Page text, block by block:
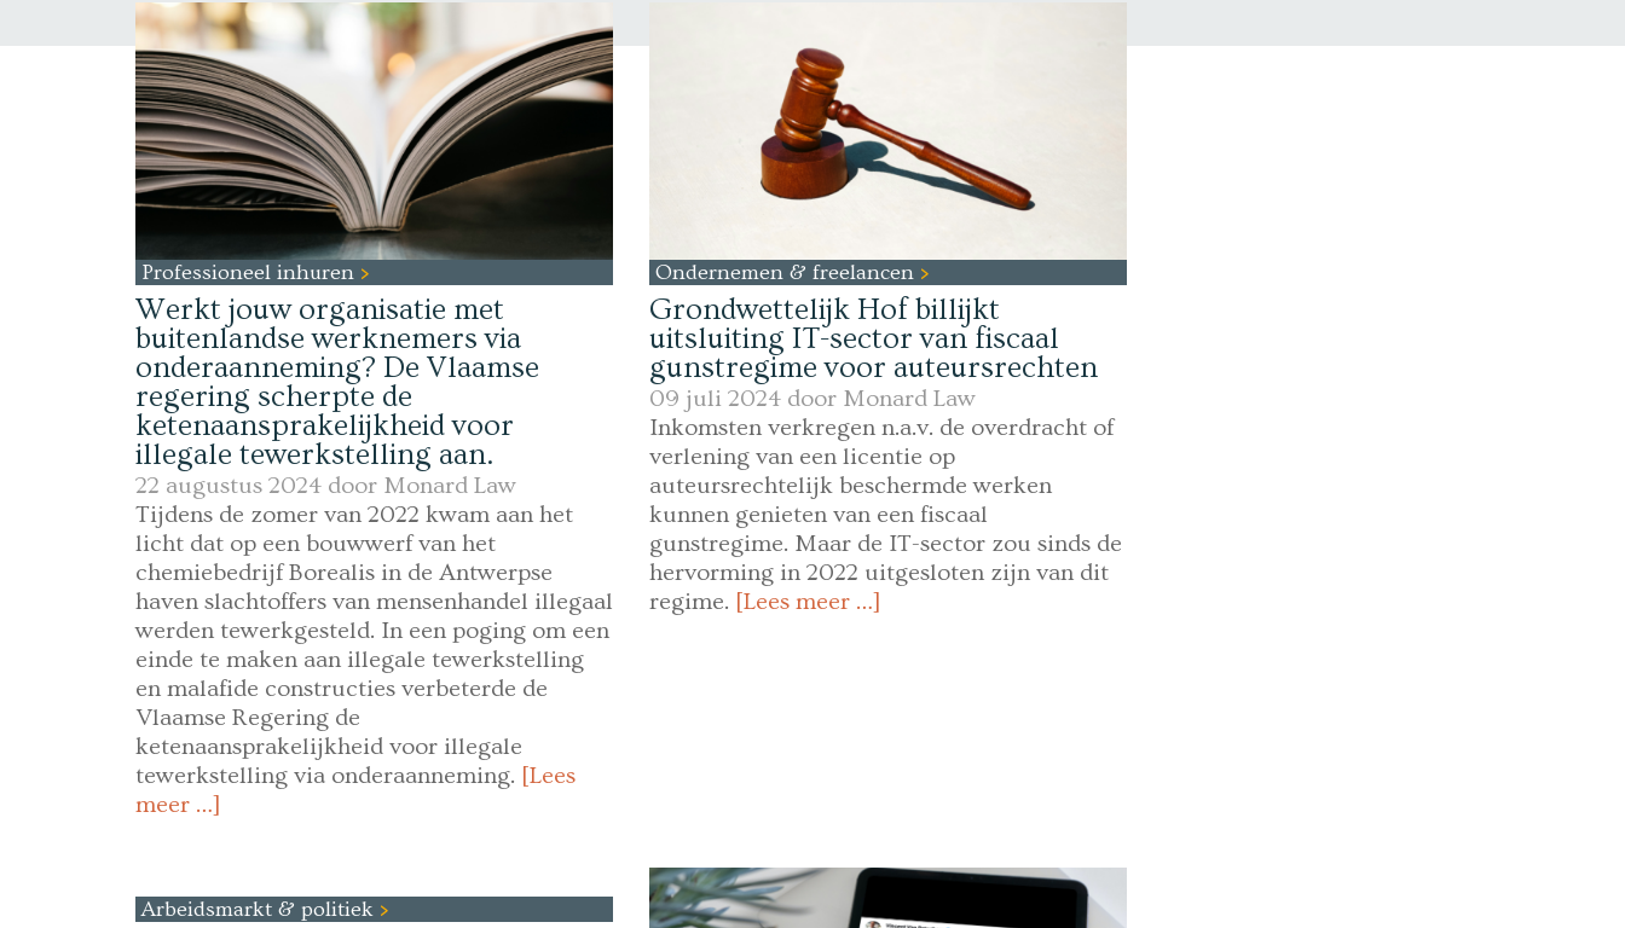
Professioneel inhuren
Werkt jouw organisatie met
buitenlandse werknemers via
onderaanneming? De Vlaamse
regering scherpte de
ketenaansprakelijkheid voor
illegale tewerkstelling aan.
22 augustus 2024 door Monard Law
Tijdens de zomer van 2022 kwam aan het
licht dat op een bouwwerf van het
chemiebedrijf Borealis in de Antwerpse
haven slachtoffers van mensenhandel illegaal
werden tewerkgesteld. In een poging om een
einde te maken aan illegale tewerkstelling
en malafide constructies verbeterde de
Vlaamse Regering de
ketenaansprakelijkheid voor illegale
tewerkstelling via onderaanneming. [Lees
meer …]
Ondernemen & freelancen
Grondwettelijk Hof billijkt
uitsluiting IT-sector van fiscaal
gunstregime voor auteursrechten
09 juli 2024 door Monard Law
Inkomsten verkregen n.a.v. de overdracht of
verlening van een licentie op
auteursrechtelijk beschermde werken
kunnen genieten van een fiscaal
gunstregime. Maar de IT-sector zou sinds de
hervorming in 2022 uitgesloten zijn van dit
regime. [Lees meer …]
Arbeidsmarkt & politiek